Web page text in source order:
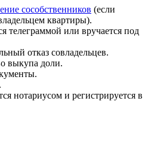
сособственников (если
квартиры).
телеграммой или вручается под
отказ совладельцев.
выкупа доли.
нотариусом и регистрируется в